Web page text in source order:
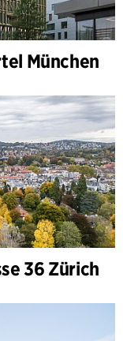
München
36 Zürich